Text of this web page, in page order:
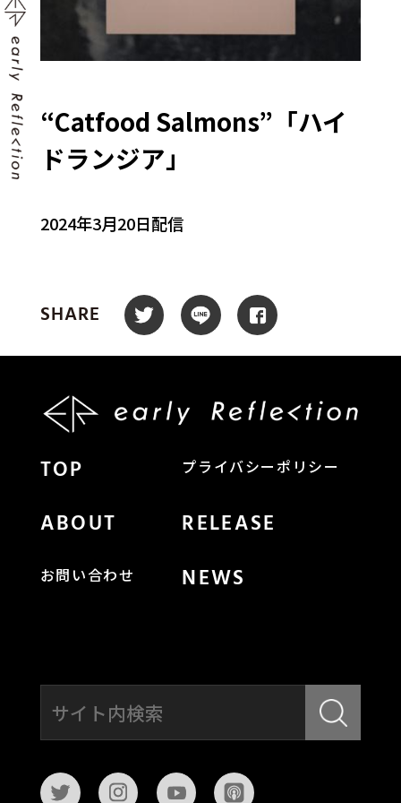
“Catfood Salmons”「ハイ
ドランジア」
2024年3月20日配信
SHARE
TOP プライバシーポリシー
ABOUT RELEASE
お問い合わせ NEWS